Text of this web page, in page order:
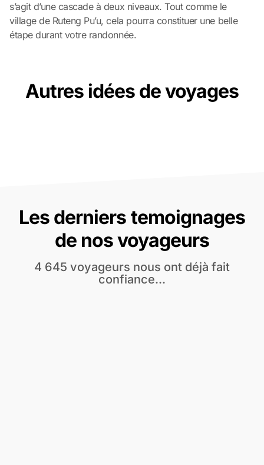
s’agit d’une cascade à deux niveaux. Tout comme le
village de Ruteng Pu’u, cela pourra constituer une belle
étape durant votre randonnée.
Autres idées de voyages
Les derniers temoignages
de nos voyageurs
4 645 voyageurs nous ont déjà fait
confiance...